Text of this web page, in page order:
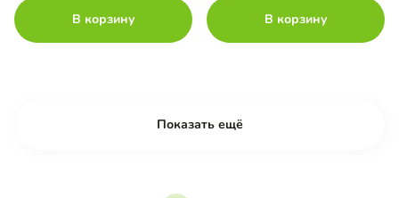
В корзину В корзину
Показать ещё